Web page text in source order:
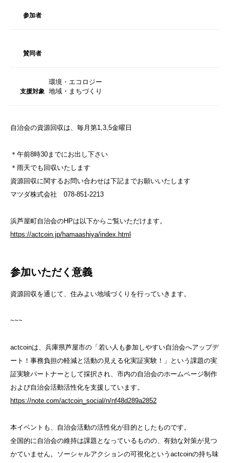
参加者
賛同者
支援対象
環境・エコロジー
地域・まちづくり
自治会の資源回収は、毎月第1,3,5金曜日
＊午前8時30までにお出し下さい
＊雨天でも回収いたします
資源回収に関するお問い合わせは下記までお願いいたします
マツダ株式会社 078-851-2213
浜芦屋町自治会のHPは以下からご覧いただけます。
https://actcoin.jp/hamaashiya/index.html
参加いただく意義
資源回収を通じて、住みよい地域づくりを行っていきます。
~~~
actcoinは、兵庫県芦屋市の「若い人も参加しやすい自治会へアップデ
ート！事務負担の軽減と活動の見える化実証実験！」という課題の実
証実験パートナーとして採択され、市内の自治会のホームページ制作
および自治会活動活性化を支援しています。
https://note.com/actcoin_social/n/nf48d289a2852
本イベントも、自治会活動の活性化が目的としたものです。
全国的に自治会の維持は課題となっているものの、有効な対策が見つ
かていません。ソーシャルアクションの可視化というactcoinの持ち味